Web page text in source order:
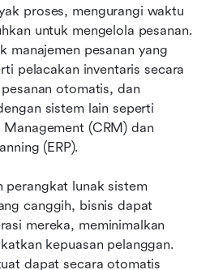
proses, mengurangi waktu
untuk mengelola pesanan.
manajemen pesanan yang
pelacakan inventaris secara
otomatis, dan
sistem lain seperti
(CRM) dan
(ERP).
perangkat lunak sistem
canggih, bisnis dapat
mereka, meminimalkan
kepuasan pelanggan.
dapat secara otomatis